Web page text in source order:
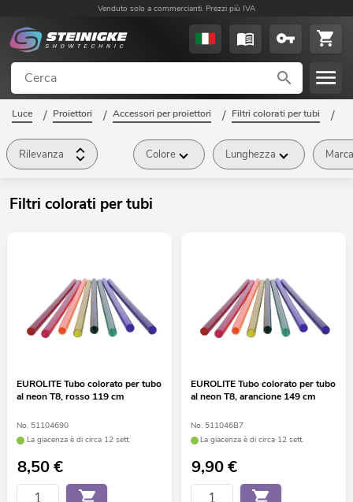
Venduto solo a commercianti. Prezzi più IVA
Luce / Proiettori / Accessori per proiettori / Filtri colorati per tubi /
Rilevanza Colore Lunghezza Marca
Filtri colorati per tubi
EUROLITE Tubo colorato per tubo
al neon T8, rosso 119 cm
No. 51104690
La giacenza è di circa 12 sett.
8,50€
EUROLITE Tubo colorato per tubo
al neon T8, arancione 149 cm
No. 511046B7
La giacenza è di circa 12 sett.
9,90€